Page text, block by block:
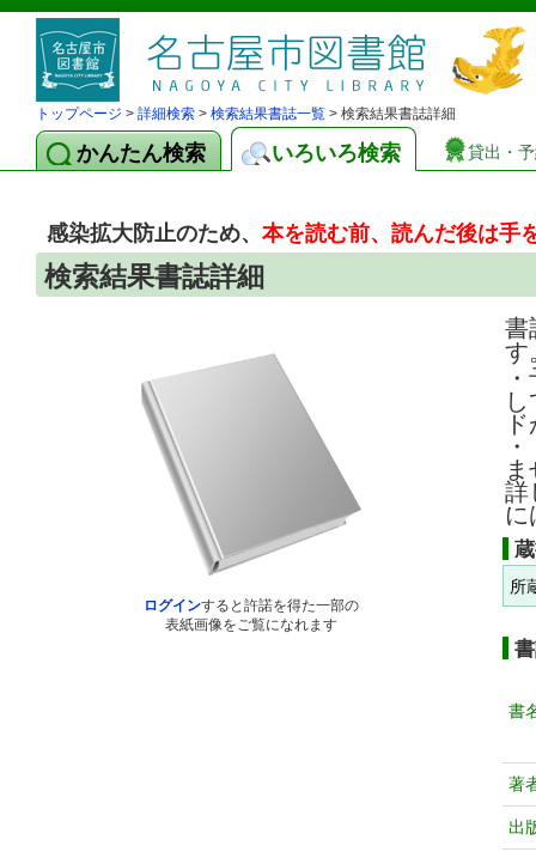
トップページ > 詳細検索 > 検索結果書誌一覧 > 検索結果書誌詳細
かんたん検索 いろいろ検索 貸出・
感染拡大防止のため、本を読む前、読んだ後は手
検索結果書誌詳細
ログインすると許諾を得た一部の
表紙画像をご覧になれます
書
す
詳
に
所
書
著
出